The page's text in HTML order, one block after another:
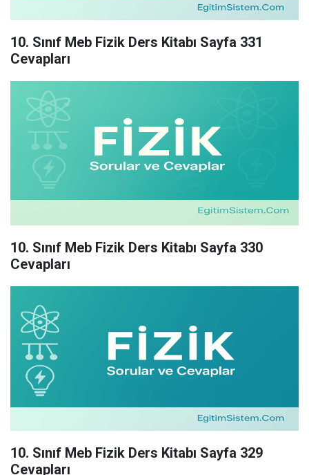
10. Sınıf Meb Fizik Ders Kitabı Sayfa 331
Cevapları
10. Sınıf Meb Fizik Ders Kitabı Sayfa 330
Cevapları
10. Sınıf Meb Fizik Ders Kitabı Sayfa 329
Cevapları